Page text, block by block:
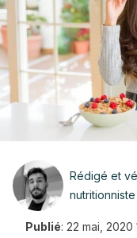
Rédigé et
nutritionniste
Publié: 22 mai, 2020